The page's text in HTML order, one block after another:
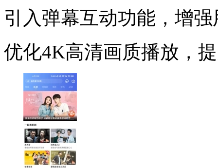
引入弹幕互动功能，增
优化4K高清画质播放，